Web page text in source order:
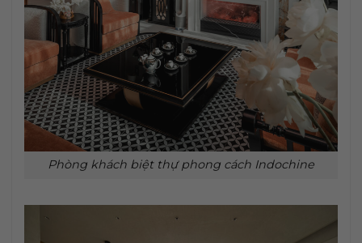
Phòng khách biệt thự phong cách Indochine